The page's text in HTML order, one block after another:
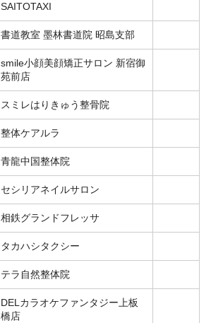
SAITOTAXI
書道教室 墨林書道院 昭島支部
smile小顔美顔矯正サロン 新宿御
苑前店
スミレはりきゅう整骨院
整体ケアルラ
青龍中国整体院
セシリアネイルサロン
相鉄グランドフレッサ
タカハシタクシー
テラ自然整体院
DELカラオケファンタジー上板
橋店